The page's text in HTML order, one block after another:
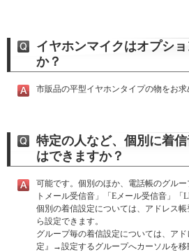
イヤホンマイクはオプシ
か？
市販品の平型イヤホンタイプの物をお求
特定の人など、個別に着
はできますか？
可能です。個別のほか、電話帳のグル
トメール受信音」「Eメール受信音」「
個別の着信設定については、アドレス
ら設定できます。
グループ毎の着信設定については、ア
定』→設定するグループへカーソルを